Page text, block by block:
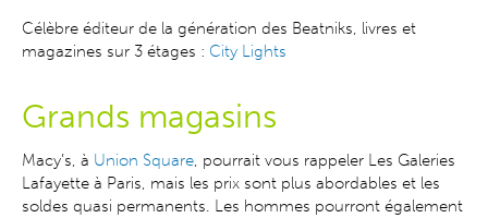
Célèbre éditeur de la génération des Beatniks, livres et
magazines sur 3 étages : City Lights
Grands magasins
Macy’s, à Union Square, pourrait vous rappeler Les Galeries
Lafayette à Paris, mais les prix sont plus abordables et les
soldes quasi permanents. Les hommes pourront également